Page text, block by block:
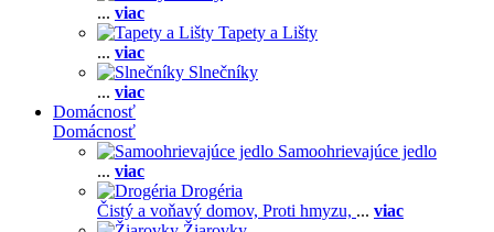
... viac
Tapety a Lišty
... viac
Slnečníky
... viac
Domácnosť
Domácnosť
Samoohrievajúce jedlo
... viac
Drogéria
Čistý a voňavý domov, Proti hmyzu, ... viac